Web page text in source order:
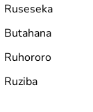
Ruseseka
Butahana
Ruhororo
Ruziba